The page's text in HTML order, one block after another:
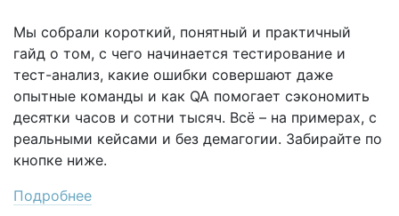
Мы собрали короткий, понятный и практичный
гайд о том, с чего начинается тестирование и
тест-анализ, какие ошибки совершают даже
опытные команды и как QA помогает сэкономить
десятки часов и сотни тысяч. Всё – на примерах, с
реальными кейсами и без демагогии. Забирайте по
кнопке ниже.
Подробнее